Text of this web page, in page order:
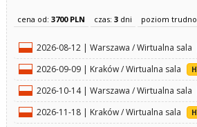
cena od: 3700 PLN czas: 3dni poziom
2026-08-12 | Warszawa / Wirtualna sala
2026-09-09 | Kraków / Wirtualna sala
2026-10-14 | Warszawa / Wirtualna sala
2026-11-18 | Kraków / Wirtualna sala